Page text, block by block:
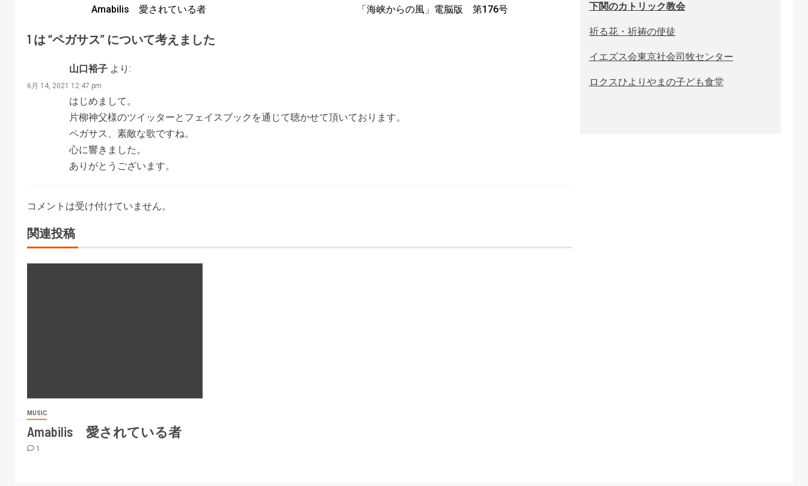
Amabilis 愛されている者
「海峡からの風」電脳版 第176号
1 は “ペガサス” について考えました
山口裕子 より:
6月 14, 2021 12:47 pm
はじめまして。
片柳神父様のツイッターとフェイスブックを通じて聴かせて頂いております。
ペガサス、素敵な歌ですね。
心に響きました。
ありがとうございます。
コメントは受け付けていません。
関連投稿
MUSIC
Amabilis 愛されている者
1
下関のカトリック教会
祈る花・祈祷の使徒
イエズス会東京社会司牧センター
ロクスひよりやまの子ども食堂